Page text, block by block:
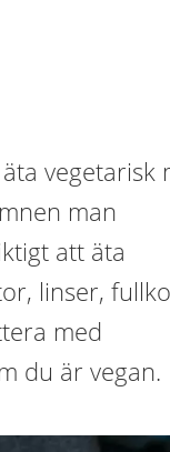
vegetarisk
man
att äta
linser,
med
du är vegan.